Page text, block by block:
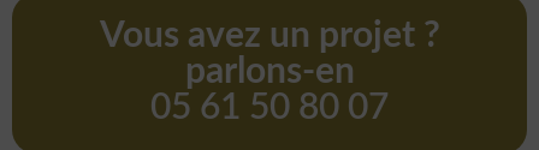
Vous avez un projet ?
parlons-en
05 61 50 80 07